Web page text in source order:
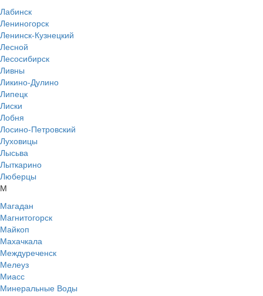
Лабинск
Лениногорск
Ленинск-Кузнецкий
Лесной
Лесосибирск
Ливны
Ликино-Дулино
Липецк
Лиски
Лобня
Лосино-Петровский
Луховицы
Лысьва
Лыткарино
Люберцы
М
Магадан
Магнитогорск
Майкоп
Махачкала
Междуреченск
Мелеуз
Миасс
Минеральные Воды